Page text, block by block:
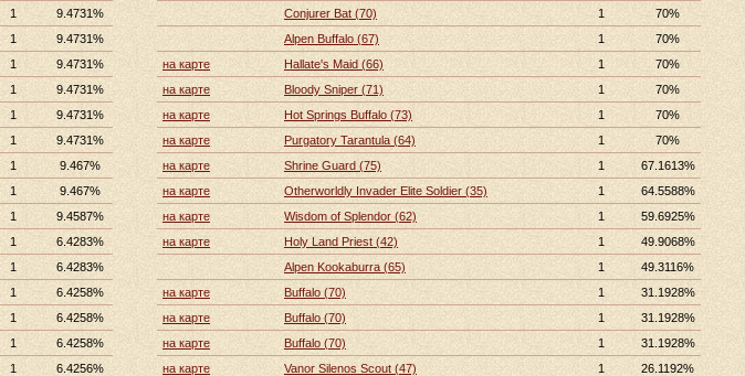
1
9.4731%
1
9.4731%
1
9.4731%
1
9.4731%
1
9.4731%
1
9.4731%
1
9.467%
1
9.467%
1
9.4587%
1
6.4283%
1
6.4283%
1
6.4258%
1
6.4258%
1
6.4258%
1
6.4256%
Conjurer Bat (70)
1
70%
Alpen Buffalo (67)
1
70%
на карте
Hallate's Maid (66) 1
70%
на карте
Bloody Sniper (71) 1
70%
на карте
Hot Springs Buffalo (73) 1
70%
на карте
Purgatory Tarantula (64) 1
70%
на карте
Shrine Guard (75) 1
67.1613%
на карте
Otherworldly Invader Elite Soldier (35) 1
64.5588%
на карте
Wisdom of Splendor (62) 1
59.6925%
на карте
Holy Land Priest (42) 1
49.9068%
Alpen Kookaburra (65)
1
49.3116%
на карте
Buffalo (70) 1
31.1928%
на карте
Buffalo (70) 1
31.1928%
на карте
Buffalo (70) 1
31.1928%
на карте
Vanor Silenos Scout (47) 1
26.1192%